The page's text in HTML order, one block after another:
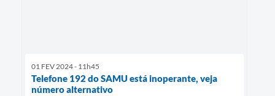
01 FEV 2024 - 11h45
Telefone 192 do SAMU está inoperante, veja
número alternativo